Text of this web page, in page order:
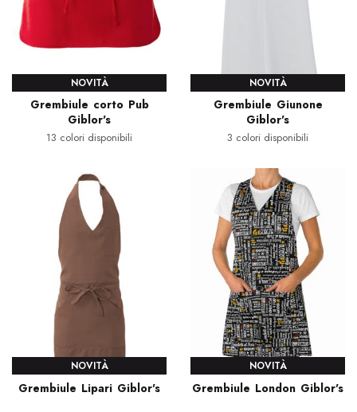
NOVITÀ
Grembiule corto Pub
Giblor's
13 colori disponibili
NOVITÀ
Grembiule Giunone
Giblor's
3 colori disponibili
NOVITÀ
Grembiule Lipari Giblor's
NOVITÀ
Grembiule London Giblor's